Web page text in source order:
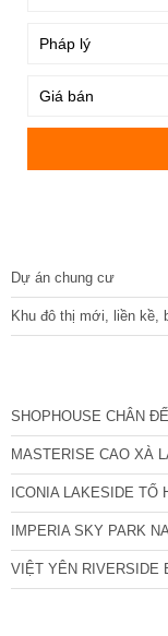
Dự án chung cư
Khu đô thị mới, liền kề,
SHOPHOUSE CHÂN
MASTERISE CAO XÀ
ICONIA LAKESIDE TỐ
IMPERIA SKY PARK
VIỆT YÊN RIVERSIDE